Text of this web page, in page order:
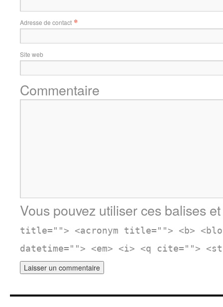
Adresse de contact *
Site web
Commentaire
Vous pouvez utiliser ces balises
title=""> <acronym title=""> <b>
datetime=""> <em> <i> <q cite="">